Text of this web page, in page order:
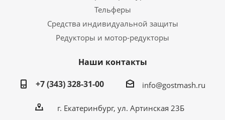
Тельферы
Средства индивидуальной защиты
Редукторы и мотор-редукторы
Наши контакты
+7 (343) 328-31-00
info@gostmash.ru
г. Екатеринбург, ул. Артинская 23Б